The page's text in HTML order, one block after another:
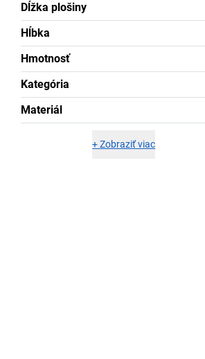
Dĺžka plošiny
Hĺbka
Hmotnosť
Kategória
Materiál
+Zobraziť viac